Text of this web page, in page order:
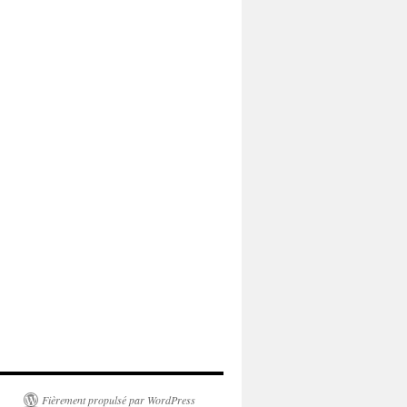
Fièrement propulsé par WordPress